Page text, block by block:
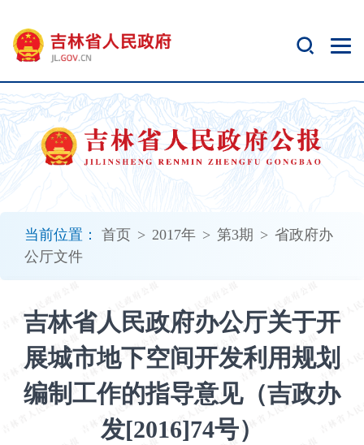
当前位置： 首页 > 2017年 > 第3期 > 省政府办
公厅文件
吉林省人民政府办公厅关于开
展城市地下空间开发利用规划
编制工作的指导意见（吉政办
发[2016]74号）
开
无
障
碍
说
明
加